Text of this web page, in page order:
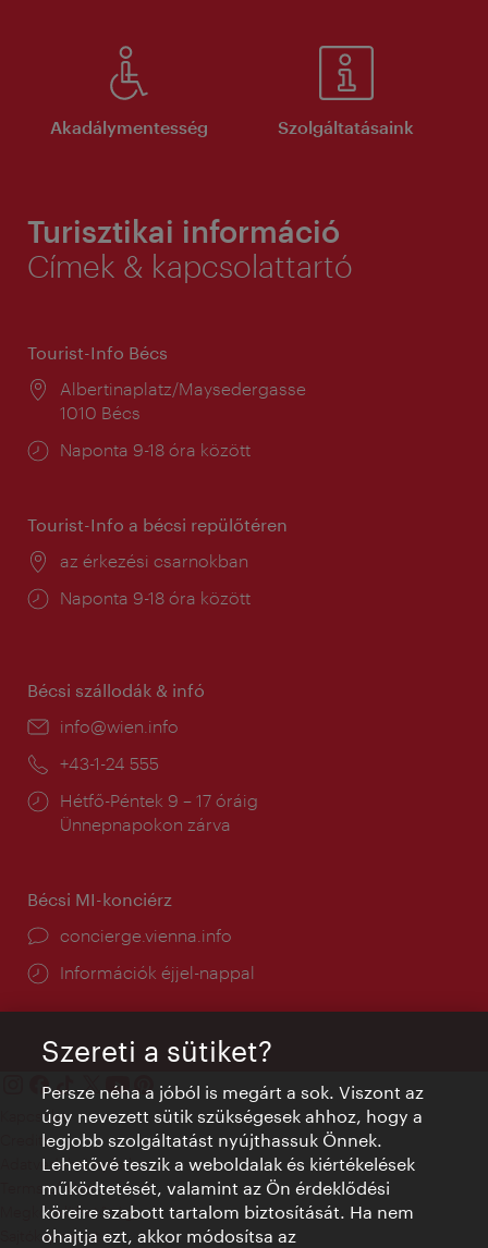
Akadálymentesség Szolgáltatásaink
Turisztikai információ
Címek & kapcsolattartó
Tourist-Info Bécs
Helyszín:
Albertinaplatz/Maysedergasse
1010 Bécs
Nyitva
Naponta 9-18 óra között
Tourist-Info a bécsi repülőtéren
Helyszín:
az érkezési csarnokban
Nyitva
Naponta 9-18 óra között
Bécsi szállodák & infó
E-
info@wien.info
Telefon:
+43-1-24 555
Nyitva
tartás:
Hétfő-Péntek 9 – 17 óráig
Ünnepnapokon zárva
Bécsi MI-konciérz
concierge.vienna.info
Információk éjjel-nappal
Kapcsolat
Credits
Adatvédelmi nyilatkozat
Terms of Use
Megközelíthetőség
Sajtókapcsolat
Szereti a sütiket?
Persze néha a jóból is megárt a sok. Viszont az
úgy nevezett sütik szükségesek ahhoz, hogy a
legjobb szolgáltatást nyújthassuk Önnek.
Lehetővé teszik a weboldalak és kiértékelések
működtetését, valamint az Ön érdeklődési
köreire szabott tartalom biztosítását. Ha nem
óhajtja ezt, akkor módosítsa az